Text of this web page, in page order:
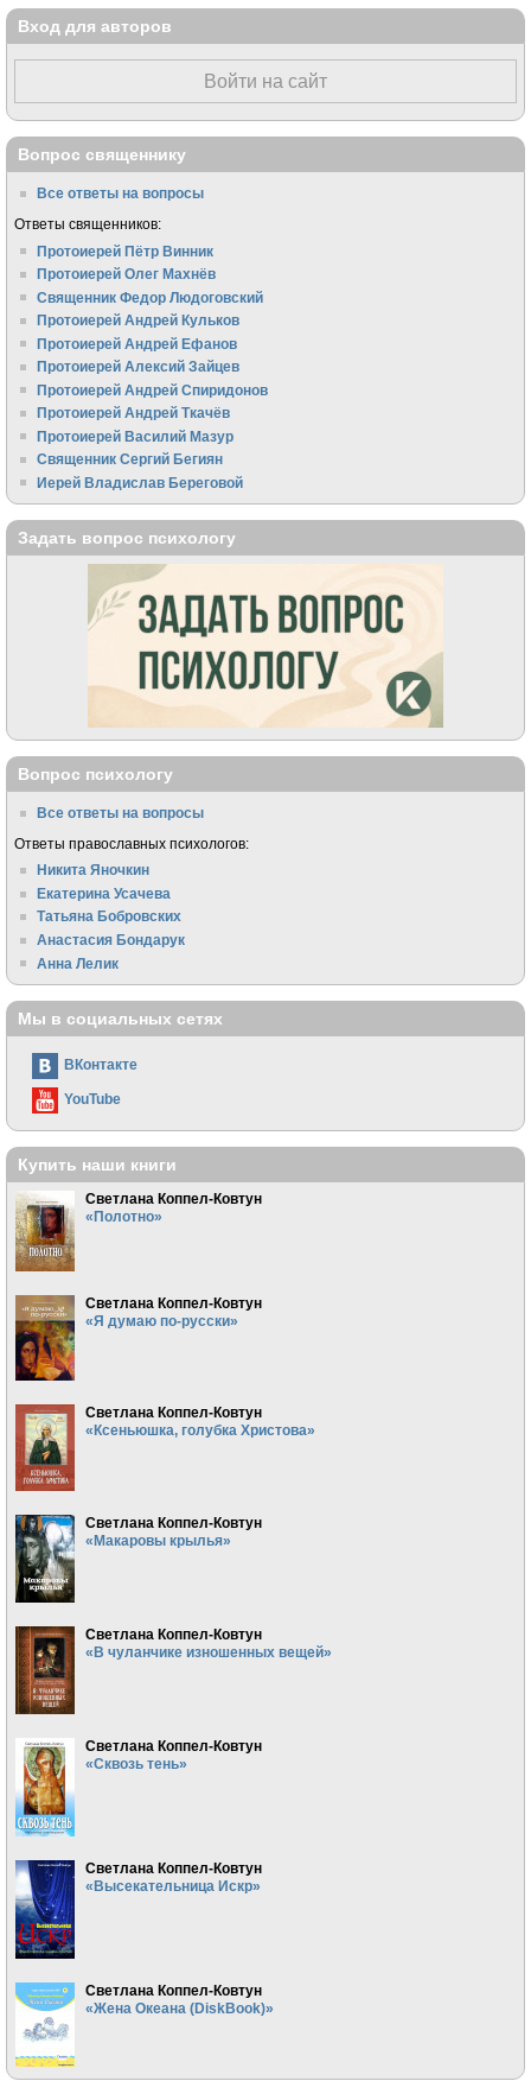
Вход для авторов
Войти на сайт
Вопрос священнику
Все ответы на вопросы
Ответы священников:
Протоиерей Пётр Винник
Протоиерей Олег Махнёв
Священник Федор Людоговский
Протоиерей Андрей Кульков
Протоиерей Андрей Ефанов
Протоиерей Алексий Зайцев
Протоиерей Андрей Спиридонов
Протоиерей Андрей Ткачёв
Протоиерей Василий Мазур
Священник Сергий Бегиян
Иерей Владислав Береговой
Задать вопрос психологу
Вопрос психологу
Все ответы на вопросы
Ответы православных психологов:
Никита Яночкин
Екатерина Усачева
Татьяна Бобровских
Анастасия Бондарук
Анна Лелик
Мы в социальных сетях
ВКонтакте
YouTube
Купить наши книги
Светлана Коппел-Ковтун
«Полотно»
Светлана Коппел-Ковтун
«Я думаю по-русски»
Светлана Коппел-Ковтун
«Ксеньюшка, голубка Христова»
Светлана Коппел-Ковтун
«Макаровы крылья»
Светлана Коппел-Ковтун
«В чуланчике изношенных вещей»
Светлана Коппел-Ковтун
«Сквозь тень»
Светлана Коппел-Ковтун
«Высекательница Искр»
Светлана Коппел-Ковтун
«Жена Океана (DiskBook)»